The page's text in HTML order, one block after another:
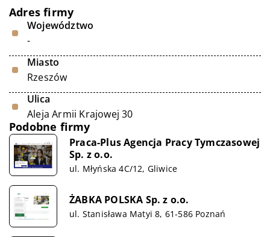
Adres firmy
Województwo
-
Miasto
Rzeszów
Ulica
Aleja Armii Krajowej 30
Podobne firmy
Praca-Plus Agencja Pracy Tymczasowej
Sp. z o.o.
ul. Młyńska 4C/12, Gliwice
ŻABKA POLSKA Sp. z o.o.
ul. Stanisława Matyi 8, 61-586 Poznań